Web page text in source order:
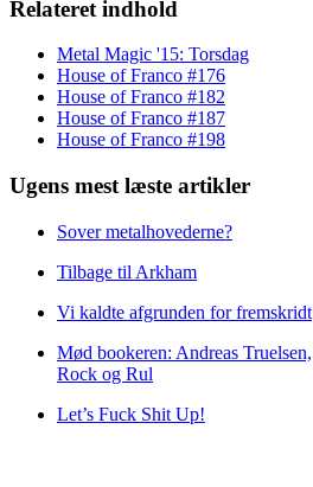
Relateret indhold
Metal Magic '15: Torsdag
House of Franco #176
House of Franco #182
House of Franco #187
House of Franco #198
Ugens mest læste artikler
Sover metalhovederne?
Tilbage til Arkham
Vi kaldte afgrunden for fremskridt
Mød bookeren: Andreas Truelsen,
Rock og Rul
Let’s Fuck Shit Up!